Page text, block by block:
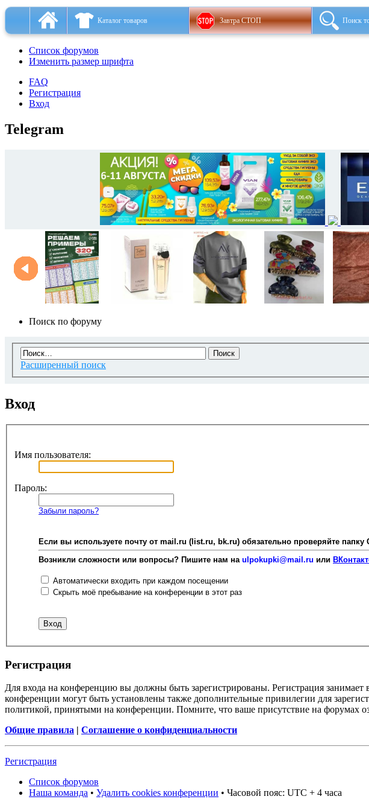
Каталог товаров Завтра СТОП Поиск
Список форумов
Изменить размер шрифта
FAQ
Регистрация
Вход
Telegram
Поиск по форуму
Расширенный поиск
Вход
Имя пользователя:
Пароль:
Забыли пароль?
Если вы используете почту от mail.ru (list.ru, bk.ru) обязательно проверяйте
Возникли сложности или вопросы? Пишите нам на ulpokupki@mail.ru или
Автоматически входить при каждом посещении
Скрыть моё пребывание на конференции в этот раз
Регистрация
Для входа на конференцию вы должны быть зарегистрированы. Регистрация
конференции могут быть установлены также дополнительные привилегии для
политикой, принятыми на конференции. Помните, что ваше присутствие на форумах
Общие правила | Соглашение о конфиденциальности
Регистрация
Список форумов
Наша команда • Удалить cookies конференции • Часовой пояс: UTC + 4 часа